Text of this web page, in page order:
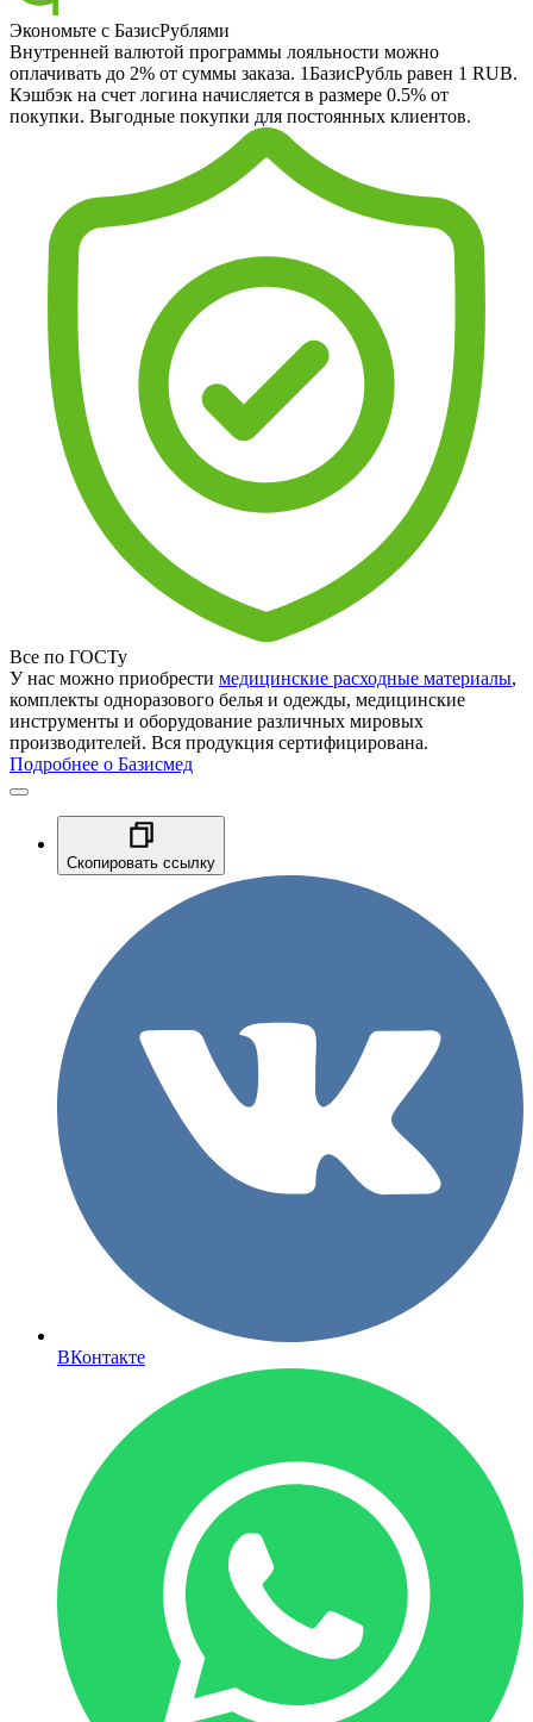
Экономьте с БазисРублями
Внутренней валютой программы лояльности можно
оплачивать до 2% от суммы заказа. 1БазисРубль равен 1 RUB.
Кэшбэк на счет логина начисляется в размере 0.5% от
покупки. Выгодные покупки для постоянных клиентов.
Все по ГОСТу
У нас можно приобрести медицинские расходные материалы,
комплекты одноразового белья и одежды, медицинские
инструменты и оборудование различных мировых
производителей. Вся продукция сертифицирована.
Подробнее о Базисмед
Скопировать ссылку
ВКонтакте